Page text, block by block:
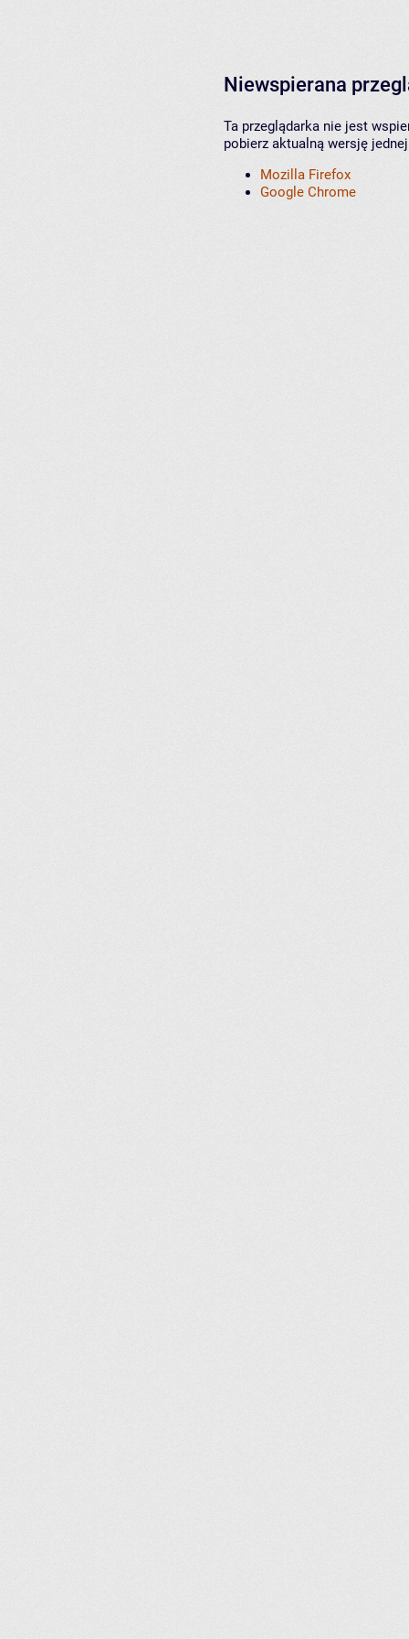
Niewspierana
Ta przeglądarka nie jest
pobierz aktualną wersję
Mozilla Firefox
Google Chrome